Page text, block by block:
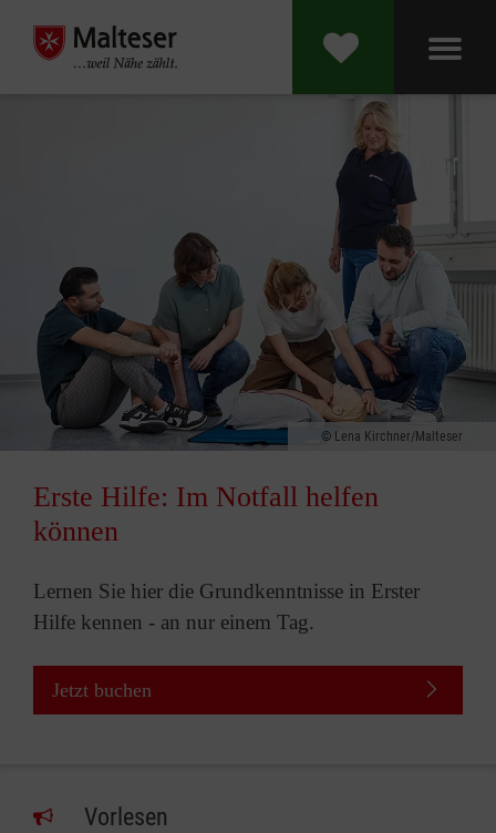
Lena Kirchner/Malteser
Erste Hilfe: Im Notfall helfen
können
Lernen Sie hier die Grundkenntnisse in Erster
Hilfe kennen - an nur einem Tag.
Jetzt buchen
Vorlesen